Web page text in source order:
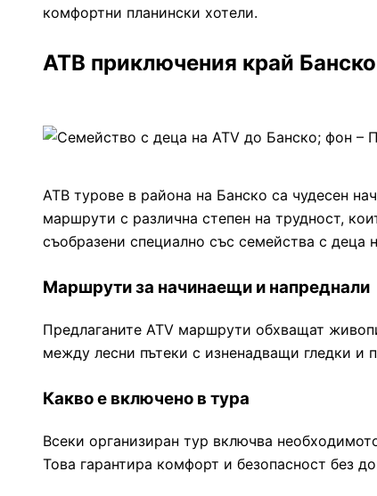
комфортни планински хотели.
АТВ приключения край Банско
АТВ турове в района на Банско са чудесен
маршрути с различна степен на трудност,
съобразени специално със семейства с деца
Маршрути за начинаещи и напреднали
Предлаганите ATV маршрути обхващат
между лесни пътеки с изненадващи гледки и
Какво е включено в тура
Всеки организиран тур включва
Това гарантира комфорт и безопасност без